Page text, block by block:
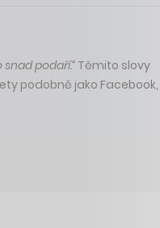
podaří.“Těmito slovy
podobně jako Facebook,